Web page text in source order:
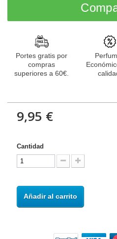
Portes gratis por
compras
superiores a 60€.
9,95 €
Cantidad
Añadir al carrito